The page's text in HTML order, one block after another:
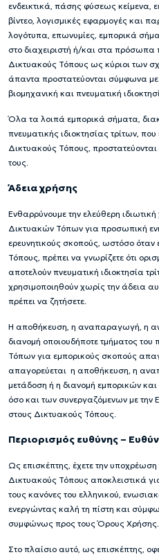
ενδεικτικά, πάσης φύσεως κείμενα,
βίντεο, λογισμικές εφαρμογές και
λογότυπα, επωνυμίες, εμπορικά
στο διαχειριστή ή/και στα πρόσωπα
Δικτυακούς Τόπους ως κύριοι των
άπαντα προστατεύονται σύμφωνα με
βιομηχανική και πνευματική
Όλα τα λοιπά εμπορικά σήματα,
πνευματικής ιδιοκτησίας τρίτων,
Δικτυακούς Τόπους,
τους.
Άδεια χρήσης
Ενθαρρύνουμε την ελεύθερη
Δικτυακών Τόπων για προσωπική
ερευνητικούς σκοπούς, ωστόσο όταν
Τόπους, πρέπει να γνωρίζετε ότι
αποτελούν πνευματική ιδιοκτησία
χρησιμοποιηθούν χωρίς την άδεια
πρέπει να ζητήσετε.
Η αποθήκευση, η αναπαραγωγή, η
διανομή οποιουδήποτε τμήματος
Τόπων για εμπορικούς σκοπούς
απαγορεύεται η αποθήκευση, η
μετάδοση ή η διανομή εμπορικών
όσο και των συνεργαζόμενων με την
στους Δικτυακούς Τόπους.
Περιορισμός ευθύνης –
Ως επισκέπτης, έχετε την υποχρέωση
Δικτυακούς Τόπους αποκλειστικά
τους κανόνες του ελληνικού,
ενεργώντας καλή τη πίστη και
συμφώνως προς τους Όρους Χρήσης.
Στο πλαίσιο αυτό, ως επισκέπτης,